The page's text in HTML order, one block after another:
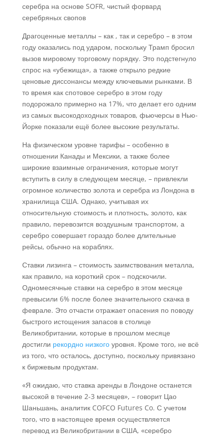
серебра на основе SOFR, чистый форвард
серебряных свопов
Драгоценные металлы – как , так и серебро – в этом
году оказались под ударом, поскольку Трамп бросил
вызов мировому торговому порядку. Это подстегнуло
спрос на «убежища», а также открыло редкие
ценовые диссонансы между ключевыми рынками. В
то время как спотовое серебро в этом году
подорожало примерно на 17%, что делает его одним
из самых высокодоходных товаров, фьючерсы в Нью-
Йорке показали ещё более высокие результаты.
На физическом уровне тарифы – особенно в
отношении Канады и Мексики, а также более
широкие взаимные ограничения, которые могут
вступить в силу в следующем месяце, – привлекли
огромное количество золота и серебра из Лондона в
хранилища США. Однако, учитывая их
относительную стоимость и плотность, золото, как
правило, перевозится воздушным транспортом, а
серебро совершает гораздо более длительные
рейсы, обычно на кораблях.
Ставки лизинга – стоимость заимствования металла,
как правило, на короткий срок – подскочили.
Одномесячные ставки на серебро в этом месяце
превысили 6% после более значительного скачка в
феврале. Это отчасти отражает опасения по поводу
быстрого истощения запасов в столице
Великобритании, которые в прошлом месяце
достигли рекордно низкогоуровня. Кроме того, не всё
из того, что осталось, доступно, поскольку привязано
к биржевым продуктам.
«Я ожидаю, что ставка аренды в Лондоне останется
высокой в течение 2-3 месяцев», – говорит Цао
Шаньшань, аналитик COFCO Futures Co. С учетом
того, что в настоящее время осуществляется
перевод из Великобритании в США, «серебро